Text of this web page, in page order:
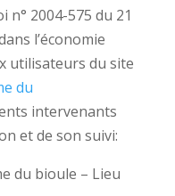
n° 2004-575 du 21
l’économie
utilisateurs du site
du
intervenants
et de son suivi:
du bioule – Lieu